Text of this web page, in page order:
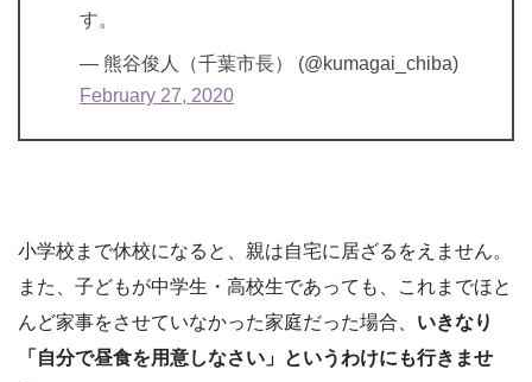
す。
— 熊谷俊人（千葉市長） (@kumagai_chiba)
February 27, 2020
小学校まで休校になると、親は自宅に居ざるをえません。
また、子どもが中学生・高校生であっても、これまでほと
んど家事をさせていなかった家庭だった場合、 いきなり
「自分で昼食を用意しなさい」というわけにも行きませ